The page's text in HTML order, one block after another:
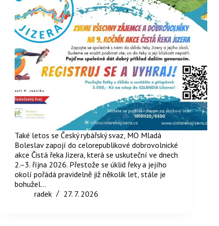
Také letos se Český rybářský svaz, MO Mladá
Boleslav zapojí do celorepublikové dobrovolnické
akce Čistá řeka Jizera, která se uskuteční ve dnech
2.–3. října 2026. Přestože se úklid řeky a jejího
okolí pořádá pravidelně již několik let, stále je
bohužel…
radek
27. 7. 2026